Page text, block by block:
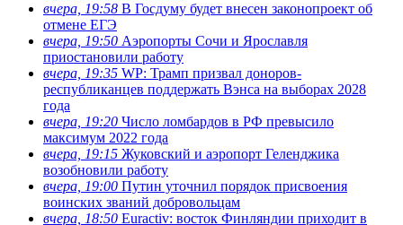
вчера, 19:58 В Госдуму будет внесен законопроект об
отмене ЕГЭ
вчера, 19:50 Аэропорты Сочи и Ярославля
приостановили работу
вчера, 19:35 WP: Трамп призвал доноров-
республиканцев поддержать Вэнса на выборах 2028
года
вчера, 19:20 Число ломбардов в РФ превысило
максимум 2022 года
вчера, 19:15 Жуковский и аэропорт Геленджика
возобновили работу
вчера, 19:00 Путин уточнил порядок присвоения
воинских званий добровольцам
вчера, 18:50 Euractiv: восток Финляндии приходит в